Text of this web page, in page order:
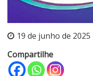
19 de junho de 2025
Compartilhe